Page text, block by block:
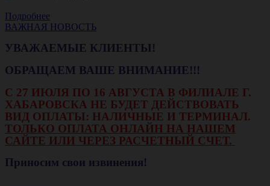
Подробнее
ВАЖНАЯ НОВОСТЬ
УВАЖАЕМЫЕ КЛИЕНТЫ!
ОБРАЩАЕМ ВАШЕ ВНИМАНИЕ!!!
С 27 ИЮЛЯ ПО 16 АВГУСТА В ФИЛИАЛЕ Г.
ХАБАРОВСКА НЕ БУДЕТ ДЕЙСТВОВАТЬ
ВИД ОПЛАТЫ: НАЛИЧНЫЕ И ТЕРМИНАЛ.
ТОЛЬКО ОПЛАТА ОНЛАЙН НА НАШЕМ
САЙТЕ ИЛИ ЧЕРЕЗ РАСЧЕТНЫЙ СЧЕТ.
Приносим свои извинения!